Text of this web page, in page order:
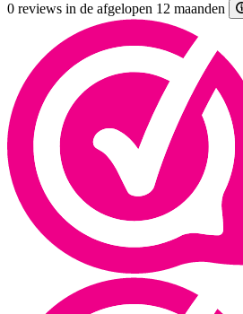
0 reviews in de afgelopen 12 maanden